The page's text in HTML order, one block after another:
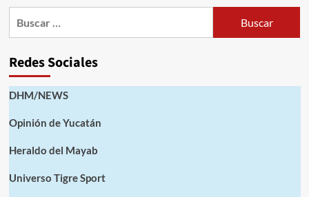
Redes Sociales
DHM/NEWS
Opinión de Yucatán
Heraldo del Mayab
Universo Tigre Sport